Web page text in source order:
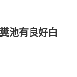
池有良好白